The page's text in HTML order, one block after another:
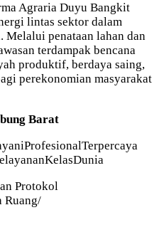
Agraria Duyu Bangkit
lintas sektor dalam
Melalui penataan lahan dan
terdampak bencana
produktif, berdaya saing,
perekonomian masyarakat
Barat
Protokol
Ruang/